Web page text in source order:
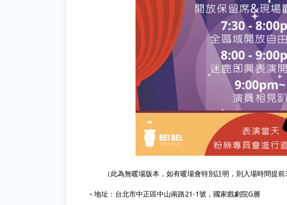
（此為無暖場版本，如有暖場會特別註明，則入場時間提前
◦ 地址：台北市中正區中山南路21-1號，國家戲劇院G層